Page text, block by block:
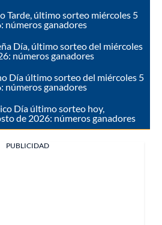
Tarde, último sorteo miércoles 5
números ganadores
Día, último sorteo del miércoles
números ganadores
Día último sorteo del miércoles 5
números ganadores
Día último sorteo hoy,
de 2026: números ganadores
PUBLICIDAD